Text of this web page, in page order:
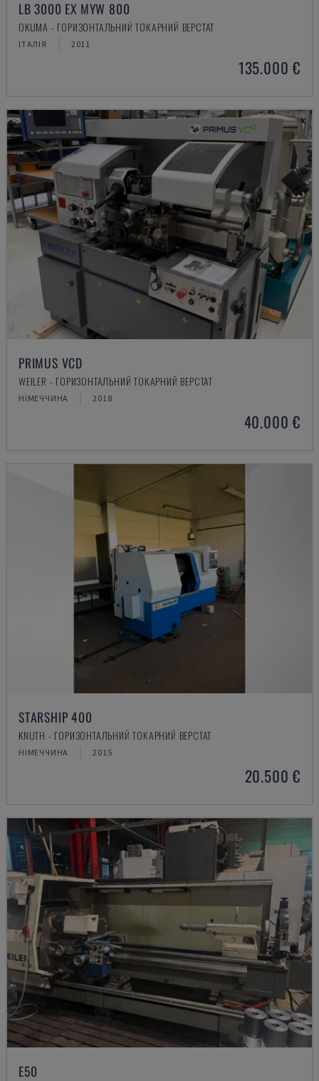
LB 3000 EX MYW 800
OKUMA - ГОРИЗОНТАЛЬНИЙ ТОКАРНИЙ ВЕРСТАТ
ІТАЛІЯ 2011
135.000 €
PRIMUS VCD
WEILER - ГОРИЗОНТАЛЬНИЙ ТОКАРНИЙ ВЕРСТАТ
НІМЕЧЧИНА 2018
40.000 €
STARSHIP 400
KNUTH - ГОРИЗОНТАЛЬНИЙ ТОКАРНИЙ ВЕРСТАТ
НІМЕЧЧИНА 2015
20.500 €
E50